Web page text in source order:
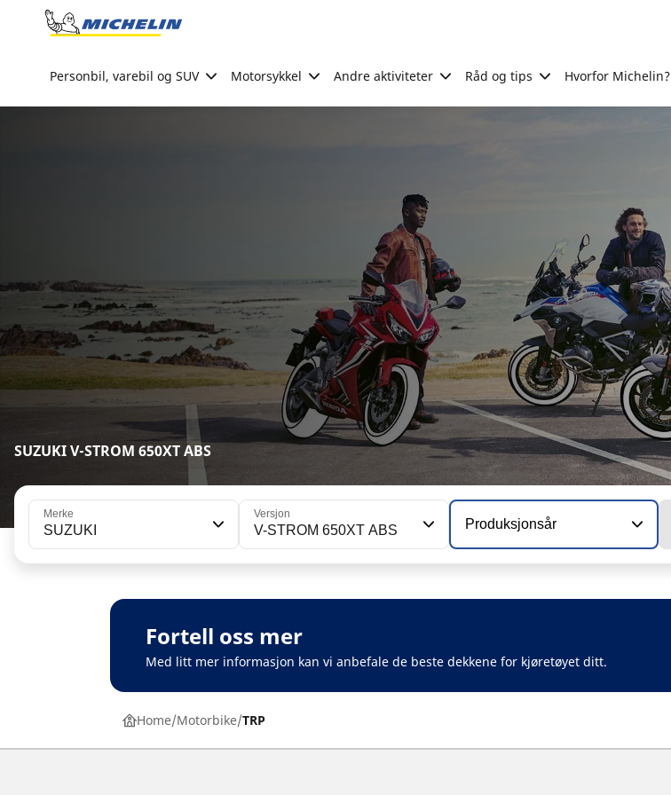
Go to page content
Personbil, varebil og SUV Motorsykkel Andre aktiviteter Råd og tips Hvorfor Michelin?
SUZUKI V-STROM 650XT ABS
Merke
SUZUKI
Versjon
V-STROM 650XT ABS Produksjonsår
Fortell oss mer
Med litt mer informasjon kan vi anbefale de beste dekkene for kjøretøyet ditt.
Home Motorbike TRP